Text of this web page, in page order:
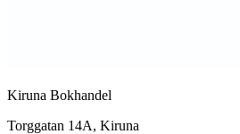
Kiruna Bokhandel
Torggatan 14A, Kiruna